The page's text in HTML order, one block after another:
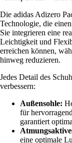
Die adidas Adizero
Technologie, die
Sie integrieren eine
Leichtigkeit und
erreichen können,
hinweg reduzieren.
Jedes Detail des
verbessern:
Außensohle:
für
garantiert
eine optimale